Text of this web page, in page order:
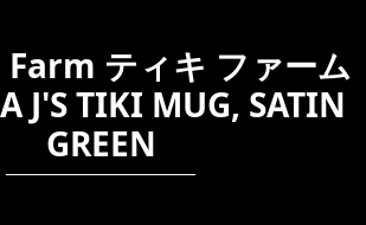
ティキ ファーム
J'S TIKI MUG, SATIN
GREEN